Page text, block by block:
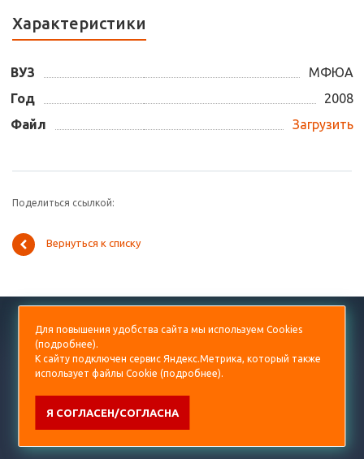
Характеристики
ВУЗ
МФЮА
Год
2008
Файл
Загрузить
Поделиться ссылкой:
Вернуться к списку
+7 (499) 938-53-60
© 2001-2026 Все права защищены.
Для повышения удобства сайта мы используем Cookies
(подробнее).
К сайту подключен сервис Яндекс.Метрика, который также
использует файлы Cookie (подробнее).
Я СОГЛАСЕН/СОГЛАСНА